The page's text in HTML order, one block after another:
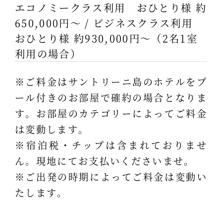
エコノミークラス利用 おひとり様 約
650,000円～ / ビジネスクラス利用
おひとり様 約930,000円～（2名1室
利用の場合）
※ご料金はサントリーニ島のホテルをプ
ール付きのお部屋で確約の場合となりま
す。お部屋のカテゴリーによってご料金
は変動します。
※宿泊税・チップは含まれておりませ
ん。現地にてお支払いくださいませ。
※ご出発の時期によってご料金は変動い
たします。